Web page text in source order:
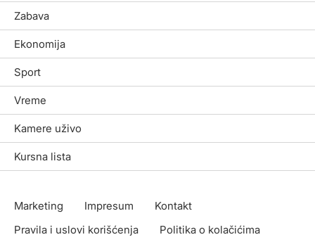
Zabava
Ekonomija
Sport
Vreme
Kamere uživo
Kursna lista
Marketing Impresum
Kontakt
Pravila i uslovi korišćenja
Politika o kolačićima